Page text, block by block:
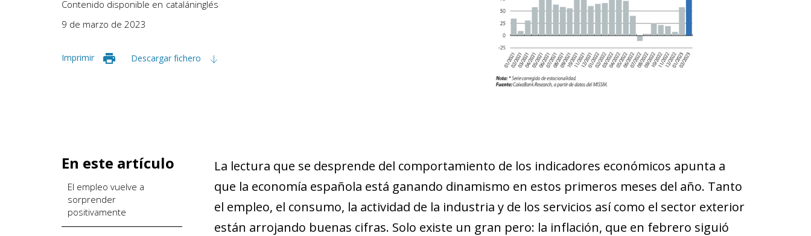
Contenido disponible en cataláninglés
9 de marzo de 2023
Imprimir Descargar fichero
En este artículo
El empleo vuelve a
sorprender
positivamente
La lectura que se desprende del comportamiento de los indicadores económicos apunta a
que la economía española está ganando dinamismo en estos primeros meses del año. Tanto
el empleo, el consumo, la actividad de la industria y de los servicios así como el sector exterior
están arrojando buenas cifras. Solo existe un gran pero: la inflación, que en febrero siguió